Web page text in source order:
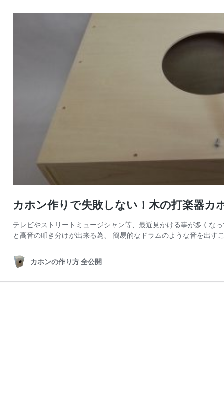
カホン作りで失敗しない！木の打楽器カ
テレビやストリートミュージシャン等、最近見かける事が多くな
と高音の叩き分けが出来る為、 簡易的なドラムのような音を出
カホンの作り方 全公開